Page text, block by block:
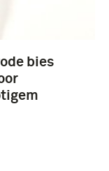
bies